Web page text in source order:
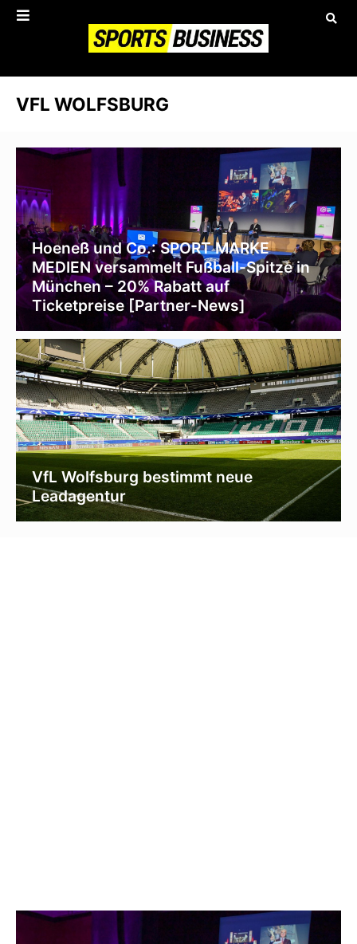
VFL WOLFSBURG
Hoeneß und Co.: SPORT MARKE
MEDIEN versammelt Fußball-Spitze in
München – 20% Rabatt auf
Ticketpreise [Partner-News]
VfL Wolfsburg bestimmt neue
Leadagentur